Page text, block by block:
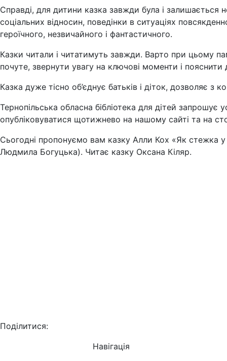
Справді, для дитини казка завжди була і залишається
соціальних відносин, поведінки в ситуаціях
героїчного, незвичайного і фантастичного.
Казки читали і читатимуть завжди. Варто при цьому
почуте, звернути увагу на ключові моменти і пояснити
Казка дуже тісно об’єднує батьків і діток, дозволяє з
Тернопільська обласна бібліотека для дітей запрошує
опубліковуватися щотижнево на нашому сайті та на
Сьогодні пропонуємо вам казку Алли Кох «Як стежка
Людмила Богуцька). Читає казку Оксана Кіляр.
Поділитися:
Навігація